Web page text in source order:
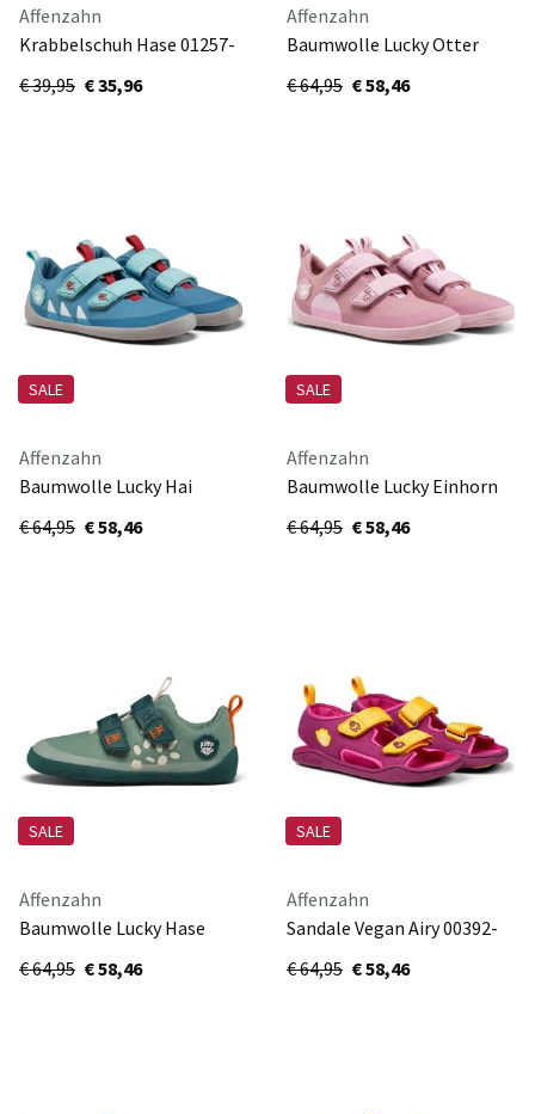
Affenzahn
Krabbelschuh Hase 01257-
20153-665
€ 39,95 € 35,96
Affenzahn
Baumwolle Lucky Otter
00391-40178-670
€ 64,95 € 58,46
SALE
Affenzahn
Baumwolle Lucky Hai
00391-30211
€ 64,95 € 58,46
SALE
Affenzahn
Baumwolle Lucky Einhorn
00391-40063-770
€ 64,95 € 58,46
SALE
Affenzahn
Baumwolle Lucky Hase
00391-20153
€ 64,95 € 58,46
SALE
Affenzahn
Sandale Vegan Airy 00392-
40010-700
€ 64,95 € 58,46